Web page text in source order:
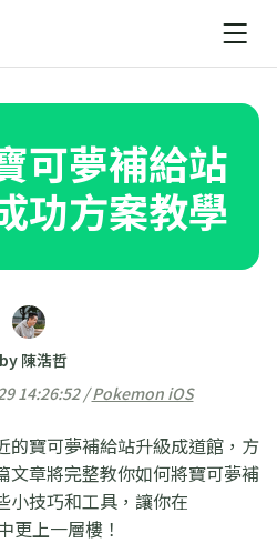
可夢補給站
功方案教學
by 陳浩哲
14:26:52 /Pokemon iOS
的寶可夢補給站升級成道館，方
文章將完整教你如何將寶可夢補
小技巧和工具，讓你在
更上一層樓！